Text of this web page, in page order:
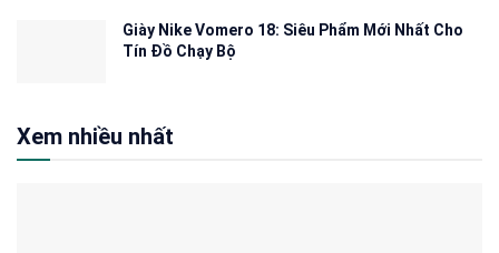
Giày Nike Vomero 18: Siêu Phẩm Mới Nhất Cho
Tín Đồ Chạy Bộ
Xem nhiều nhất